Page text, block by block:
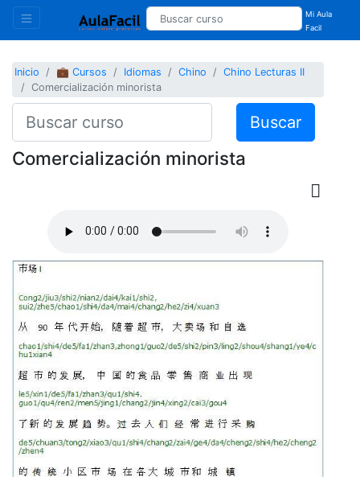
Mi Aula
Facil
Inicio 💼 Cursos Idiomas Chino
Chino Lecturas II
Comercialización minorista
Buscar
Comercialización minorista